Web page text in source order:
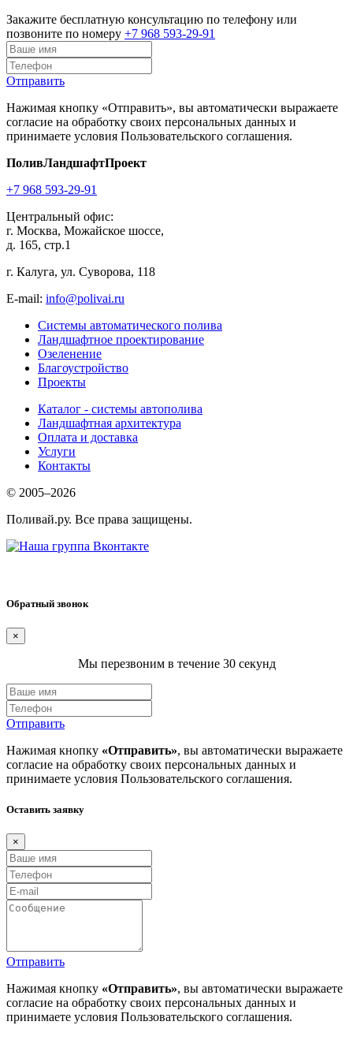
Закажите бесплатную консультацию по телефону или
позвоните по номеру +7 968 593-29-91
Отправить
Нажимая кнопку «Отправить», вы автоматически выражаете
согласие на обработку своих персональных данных и
принимаете условия Пользовательского соглашения.
ПоливЛандшафтПроект
+7 968 593-29-91
Центральный офис:
г. Москва, Можайское шоссе,
д. 165, стр.1
г. Калуга, ул. Суворова, 118
E-mail: info@polivai.ru
Системы автоматического полива
Ландшафтное проектирование
Озеленение
Благоустройство
Проекты
Каталог - системы автополива
Ландшафтная архитектура
Оплата и доставка
Услуги
Контакты
© 2005–2026
Поливай.ру. Все права защищены.
Обратный звонок
×
Мы перезвоним в течение 30 секунд
Отправить
Нажимая кнопку «Отправить», вы автоматически выражаете
согласие на обработку своих персональных данных и
принимаете условия Пользовательского соглашения.
Оставить заявку
×
Отправить
Нажимая кнопку «Отправить», вы автоматически выражаете
согласие на обработку своих персональных данных и
принимаете условия Пользовательского соглашения.